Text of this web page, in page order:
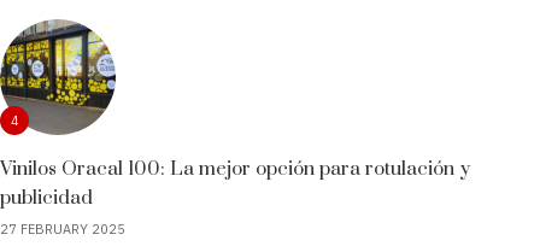
4
Vinilos Oracal 100: La mejor opción para rotulación y
publicidad
27 FEBRUARY 2025